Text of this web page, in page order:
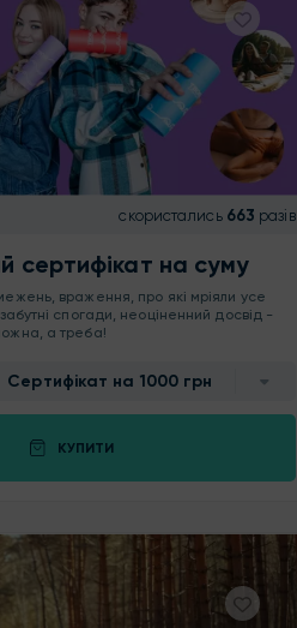
скористались 663 разів
сертифікат на суму
враження, про які мріяли усе
спогади, неоціненний досвід -
а треба!
Сертифікат на 1000 грн
КУПИТИ